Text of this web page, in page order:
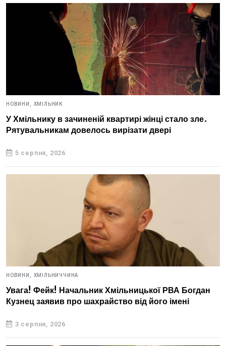
НОВИНИ, ХМІЛЬНИК
У Хмільнику в зачиненій квартирі жінці стало зле.
Рятувальникам довелось вирізати двері
5 серпня, 2026
НОВИНИ, ХМІЛЬНИЧЧИНА
Увага! Фейк! Начальник Хмільницької РВА Богдан
Кузнец заявив про шахрайство від його імені
3 серпня, 2026